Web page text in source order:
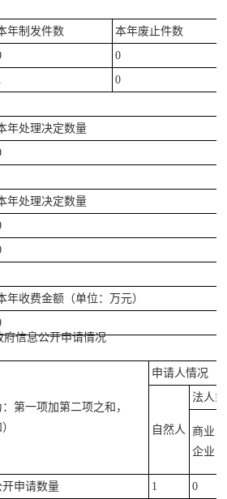
年制发件数
本年废止件数
0
0
年处理决定数量
年处理决定数量
年收费金额（单位：万元）
府信息公开申请情况
第一项加第二项之和，
申请人情况
自然人
法人
商业
企业
申请数量 1 0